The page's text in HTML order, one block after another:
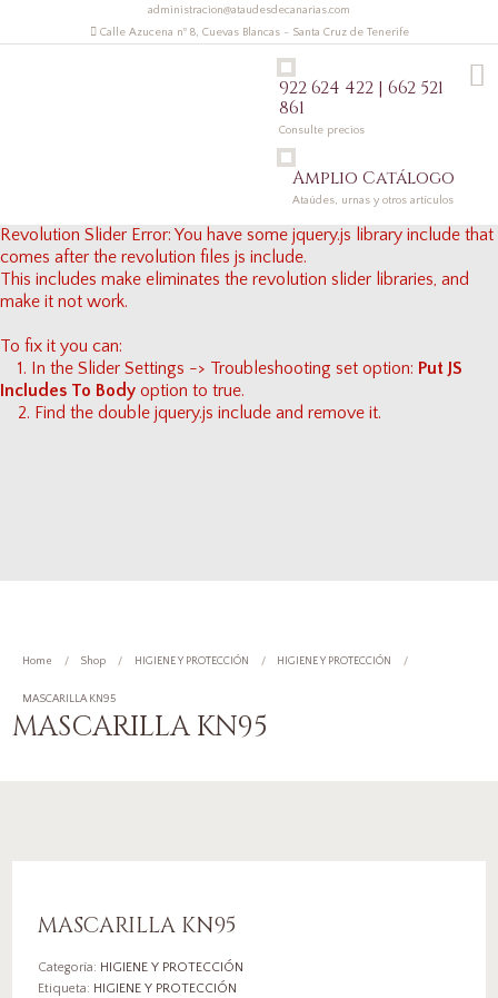
administracion@ataudesdecanarias.com
Calle Azucena nº 8, Cuevas Blancas - Santa Cruz de Tenerife
922 624 422 | 662 521
861
Consulte precios
Amplio Catálogo
Ataúdes, urnas y otros artículos
Revolution Slider Error: You have some jquery.js library include that
comes after the revolution files js include.
This includes make eliminates the revolution slider libraries, and
make it not work.
To fix it you can:
1. In the Slider Settings -> Troubleshooting set option: Put JS
Includes To Body option to true.
2. Find the double jquery.js include and remove it.
Home Shop HIGIENE Y PROTECCIÓN HIGIENE Y PROTECCIÓN
MASCARILLA KN95
MASCARILLA KN95
MASCARILLA KN95
Categoría: HIGIENE Y PROTECCIÓN
Etiqueta: HIGIENE Y PROTECCIÓN